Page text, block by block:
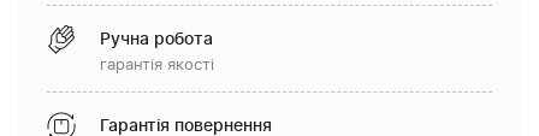
Ручна робота
гарантія якості
Гарантія повернення